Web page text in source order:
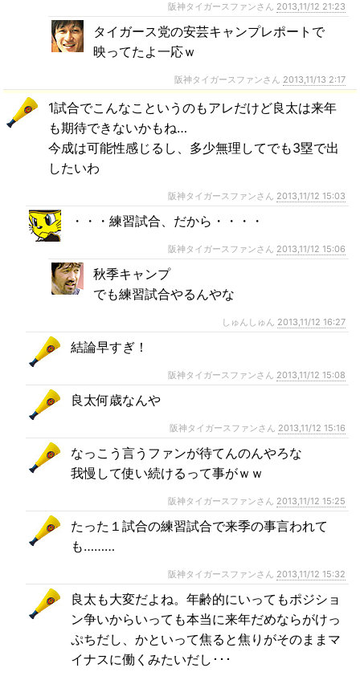
阪神タイガースファンさん 2013,11/12 21:23
タイガース党の安芸キャンプレポートで
映ってたよ一応ｗ
阪神タイガースファンさん 2013,11/13 2:17
1試合でこんなこというのもアレだけど良太は来年
も期待できないかもね…
今成は可能性感じるし、多少無理してでも3塁で出
したいわ
阪神タイガースファンさん 2013,11/12 15:03
・・・練習試合、だから・・・・
阪神タイガースファンさん 2013,11/12 15:06
秋季キャンプ
でも練習試合やるんやな
しゅんしゅん 2013,11/12 16:27
結論早すぎ！
阪神タイガースファンさん 2013,11/12 15:08
良太何歳なんや
阪神タイガースファンさん 2013,11/12 15:16
なっこう言うファンが待てんのんやろな
我慢して使い続けるって事がｗｗ
阪神タイガースファンさん 2013,11/12 15:25
たった１試合の練習試合で来季の事言われて
も………
阪神タイガースファンさん 2013,11/12 15:32
良太も大変だよね。年齢的にいってもポジショ
ン争いからいっても本当に来年だめならがけっ
ぷちだし、かといって焦ると焦りがそのままマ
イナスに働くみたいだし･･･